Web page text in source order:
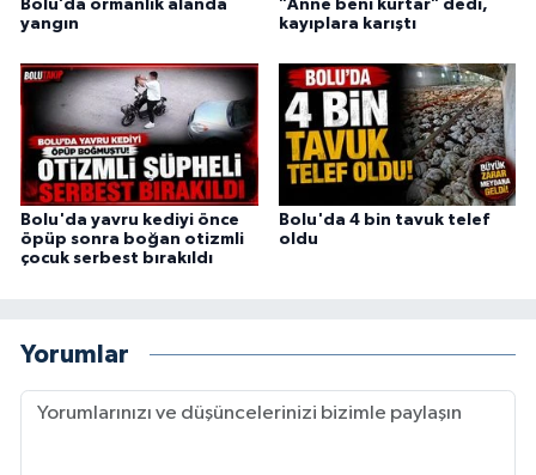
Bolu’da ormanlık alanda
yangın
"Anne beni kurtar" dedi,
kayıplara karıştı
Bolu'da yavru kediyi önce
öpüp sonra boğan otizmli
çocuk serbest bırakıldı
Bolu'da 4 bin tavuk telef
oldu
Yorumlar